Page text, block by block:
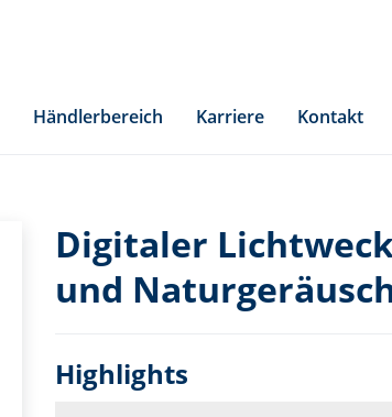
Händlerbereich Karriere Kontakt
Digitaler
und
Highlights